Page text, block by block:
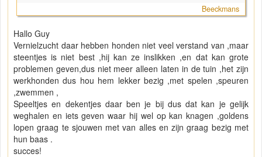
Beeckmans
Hallo Guy
Vernielzucht daar hebben honden niet veel verstand van ,maar
steentjes is niet best ,hij kan ze inslikken ,en dat kan grote
problemen geven,dus niet meer alleen laten in de tuin ,het zijn
werkhonden dus hou hem lekker bezig ,met spelen ,speuren
,zwemmen ,
Speeltjes en dekentjes daar ben je bij dus dat kan je gelijk
weghalen en iets geven waar hij wel op kan knagen ,goldens
lopen graag te sjouwen met van alles en zijn graag bezig met
hun baas .
succes!